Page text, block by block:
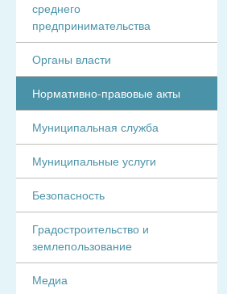
среднего
предпринимательства
Органы власти
Нормативно-правовые акты
Муниципальная служба
Муниципальные услуги
Безопасность
Градостроительство и
землепользование
Медиа